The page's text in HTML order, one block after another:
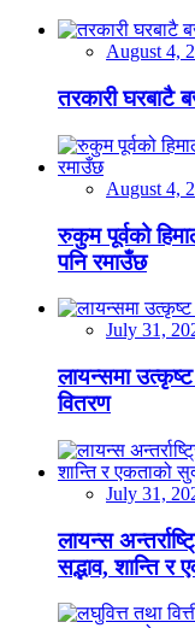
August 4,
तरकारी घरबाटै
August 4,
रुकुम पूर्वको
पनि रमाउँछ
July 31,
लायन्समा उत्कृष्ट
वितरण
July 31,
लायन्स
सद्भाव, शान्ति